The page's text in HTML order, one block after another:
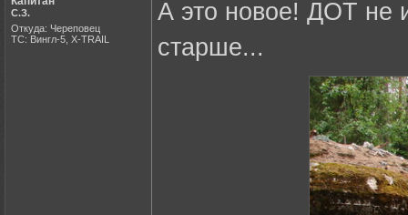
С.З.
Откуда: Череповец
ТС: Вингл-5, X-TRAIL
А это новое! ДОТ не
старше...